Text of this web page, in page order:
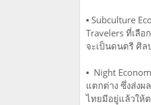
▪️ Subculture
Travelers ที่เลื
จะเป็นดนตรี ศิ
▪️ Night
แตกต่าง ซึ่งส่งผ
ไทยมีอยู่แล้วให้